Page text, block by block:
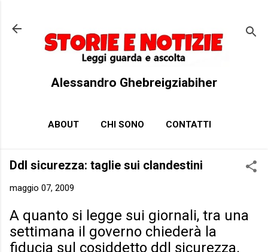
Alessandro Ghebreigziabiher
ABOUT CHI SONO CONTATTI
Ddl sicurezza: taglie sui clandestini
maggio 07, 2009
A quanto si legge sui giornali, tra una
settimana il governo chiederà la
fiducia sul cosiddetto ddl sicurezza.